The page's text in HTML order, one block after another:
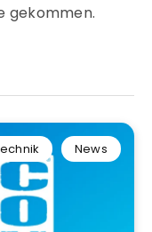
gekommen.
News